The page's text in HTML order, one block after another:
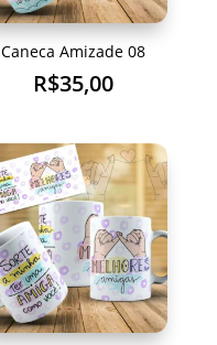
Caneca Amizade 08
R$35,00